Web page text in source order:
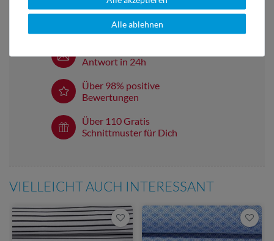
Versandkostenfrei ab 60 € -
Lieferung mit DHL
Antwort in 24h
Über 98% positive
Bewertungen
Über 110 Gratis
Schnittmuster für Dich
VIELLEICHT AUCH INTERESSANT
Alle ablehnen